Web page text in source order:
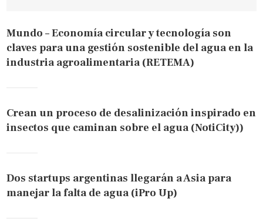
Mundo – Economía circular y tecnología son
claves para una gestión sostenible del agua en la
industria agroalimentaria (RETEMA)
Crean un proceso de desalinización inspirado en
insectos que caminan sobre el agua (NotiCity))
Dos startups argentinas llegarán a Asia para
manejar la falta de agua (iPro Up)